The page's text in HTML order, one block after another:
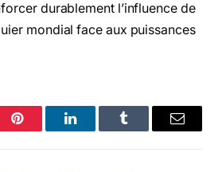
durablement l’influence de
mondial face aux puissances
Pinterest LinkedInTumblr Email